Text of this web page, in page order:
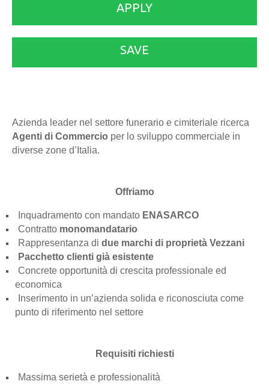
APPLY
SAVE
Azienda leader nel settore funerario e cimiteriale ricerca
Agenti di Commercio per lo sviluppo commerciale in
diverse zone d’Italia.
Offriamo
Inquadramento con mandato ENASARCO
Contratto monomandatario
Rappresentanza di due marchi di proprietà Vezzani
Pacchetto clienti già esistente
Concrete opportunità di crescita professionale ed
economica
Inserimento in un’azienda solida e riconosciuta come
punto di riferimento nel settore
Requisiti richiesti
Massima serietà e professionalità